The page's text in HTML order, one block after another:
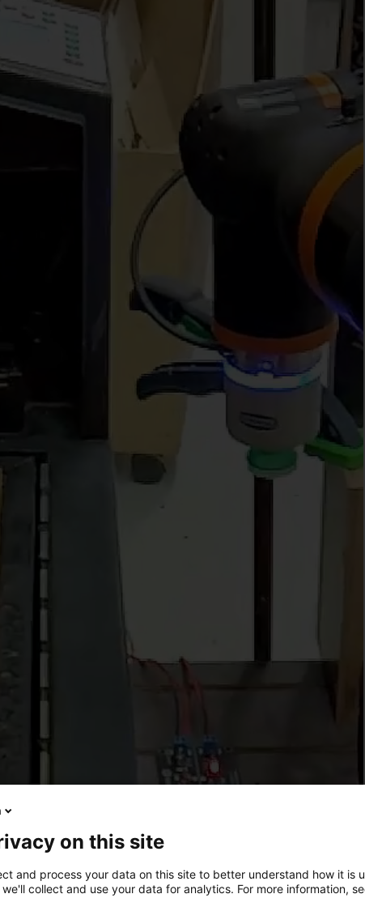
on this site
and process your data on this site to better understand how it is
collect and use your data for analytics. For more information,